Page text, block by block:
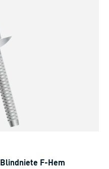
Blindniete F-Hem